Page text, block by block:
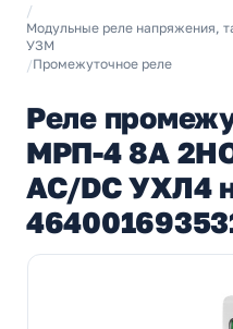
/
Модульные реле напряжения,
УЗМ
/Промежуточное реле
Реле
МРП-4 8А
AC/DC УХЛ4